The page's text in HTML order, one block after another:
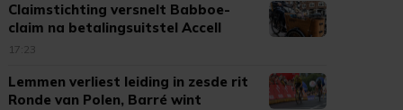
Claimstichting versnelt Babboe-
claim na betalingsuitstel Accell
17:23
Lemmen verliest leiding in zesde rit
Ronde van Polen, Barré wint